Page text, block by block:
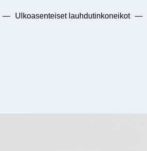
— Ulkoasenteiset lauhdutinkoneikot —